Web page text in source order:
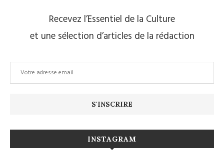
Recevez l’Essentiel de la Culture
et une sélection d’articles de la rédaction
INSTAGRAM